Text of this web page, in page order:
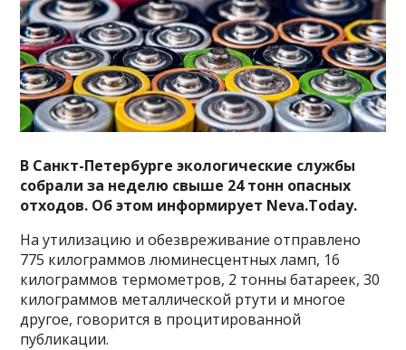
В Санкт-Петербурге экологические службы
собрали за неделю свыше 24 тонн опасных
отходов. Об этом информирует Neva.Today.
На утилизацию и обезвреживание отправлено
775 килограммов люминесцентных ламп, 16
килограммов термометров, 2 тонны батареек, 30
килограммов металлической ртути и многое
другое, говорится в процитированной
публикации.